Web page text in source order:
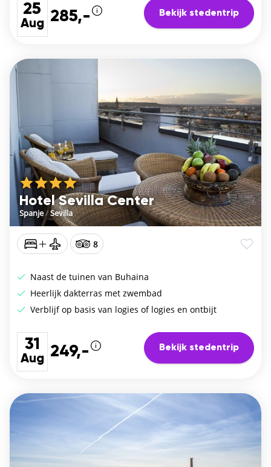
25
Aug 285,- Bekijk stedentrip
Hotel Sevilla Center
Spanje/Sevilla
8
Naast de tuinen van Buhaina
Heerlijk dakterras met zwembad
Verblijf op basis van logies of logies en ontbijt
31
Aug 249,- Bekijk stedentrip